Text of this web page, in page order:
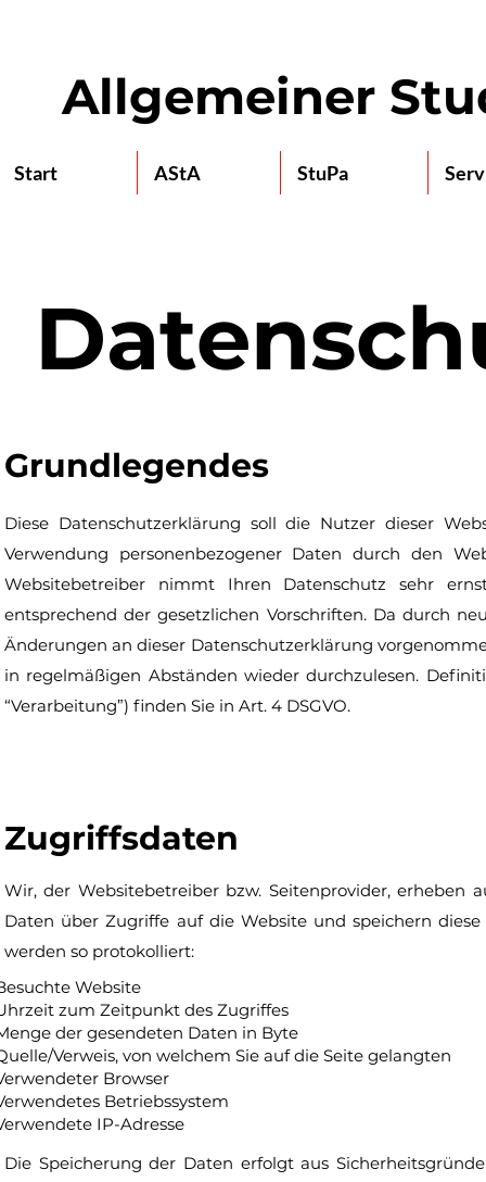
Allgemeiner
Start AStA StuPa
Grundlegendes
Diese Datenschutzerklärung soll die Nutzer dieser
Verwendung personenbezogener Daten durch den
Websitebetreiber nimmt Ihren Datenschutz sehr
entsprechend der gesetzlichen Vorschriften. Da durch
Änderungen an dieser Datenschutzerklärung
in regelmäßigen Abständen wieder durchzulesen.
“Verarbeitung”) finden Sie in Art. 4 DSGVO.
Zugriffsdaten
Wir, der Websitebetreiber bzw. Seitenprovider, erheben
Daten über Zugriffe auf die Website und speichern
werden so protokolliert:
Website
zum Zeitpunkt des Zugriffes
der gesendeten Daten in Byte
Verweis, von welchem Sie auf die Seite gelangten
Browser
Betriebssystem
IP-Adresse
Die Speicherung der Daten erfolgt aus